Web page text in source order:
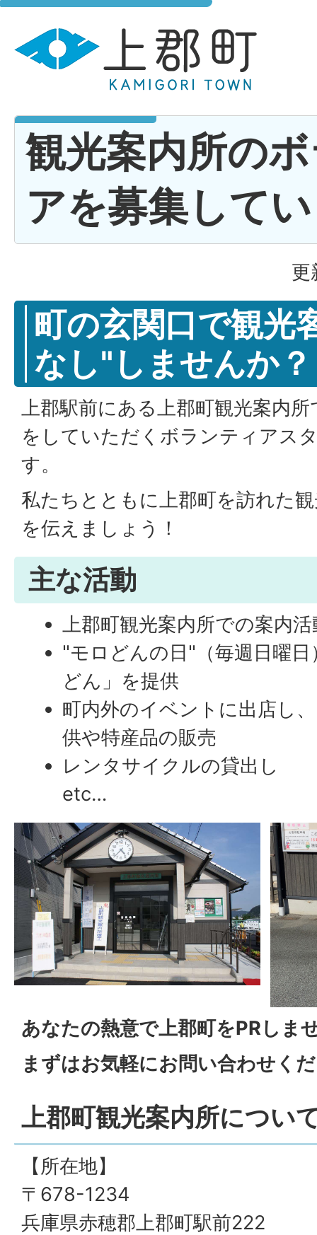
観光案内所の
アを募集して
更
町の玄関口で観光
なし"しませんか？
上郡駅前にある上郡町観光案内
をしていただくボランティアス
す。
私たちとともに上郡町を訪れた
を伝えましょう！
主な活動
上郡町観光案内所での案内
"モロどんの日"（毎週日曜
どん」を提供
町内外のイベントに出店し
供や特産品の販売
レンタサイクルの貸出し
etc…
あなたの熱意で上郡町をPRしま
まずはお気軽にお問い合わせく
上郡町観光案内所につい
【所在地】
〒678-1234
兵庫県赤穂郡上郡町駅前222